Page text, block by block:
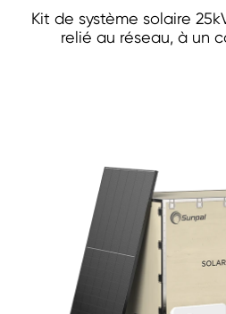
Kit de système solaire
relié au réseau, à un